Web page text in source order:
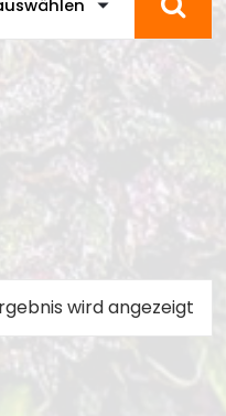
wird angezeigt